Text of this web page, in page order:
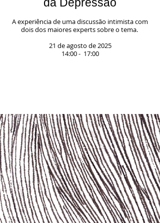
A experiência de uma discussão intimista com
dois dos maiores experts sobre o tema.
21 de agosto de 2025
14:00 - 17:00